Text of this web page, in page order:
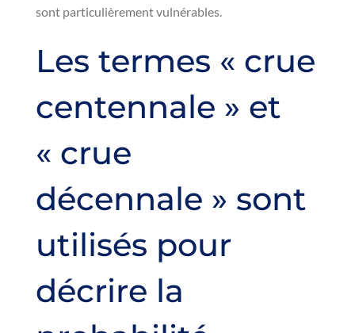
sont particulièrement vulnérables.
Les termes « crue
centennale » et
« crue
décennale » sont
utilisés pour
décrire la